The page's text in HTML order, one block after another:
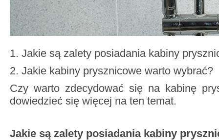
Jakie są zalety posiadania kabiny
Jakie kabiny prysznicowe warto wybrać?
Czy warto zdecydować się na kabinę
dowiedzieć się więcej na ten temat.
Jakie są zalety posiadania kabiny